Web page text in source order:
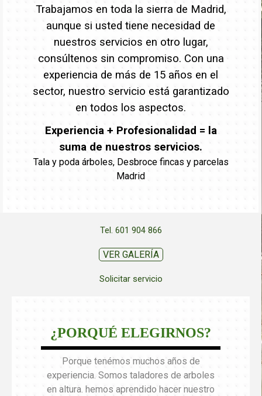
Trabajamos en toda la sierra de Madrid,
aunque si usted tiene necesidad de
nuestros servicios en otro lugar,
consúltenos sin compromiso. Con una
experiencia de más de 15 años en el
sector, nuestro servicio está garantizado
en todos los aspectos.
Experiencia + Profesionalidad = la
suma de nuestros servicios.
Tala y poda árboles, Desbroce fincas y parcelas
Madrid
Tel. 601 904 866
VER GALERÍA
Solicitar servicio
¿PORQUÉ ELEGIRNOS?
Porque tenémos muchos años de
experiencia. Somos taladores de arboles
en altura. hemos aprendido hacer nuestro